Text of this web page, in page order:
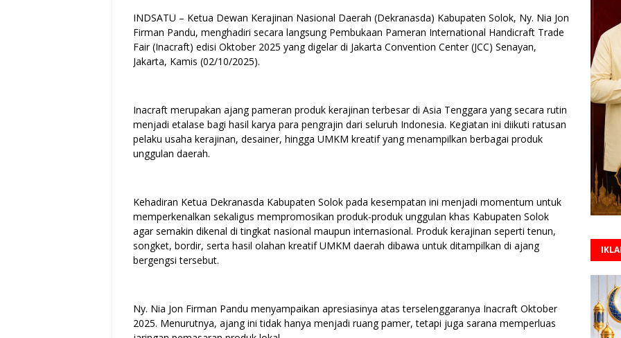
INDSATU – Ketua Dewan Kerajinan Nasional Daerah (Dekranasda) Kabupaten Solok, Ny. Nia Jon
Firman Pandu, menghadiri secara langsung Pembukaan Pameran International Handicraft Trade
Fair (Inacraft) edisi Oktober 2025 yang digelar di Jakarta Convention Center (JCC) Senayan,
Jakarta, Kamis (02/10/2025).
Inacraft merupakan ajang pameran produk kerajinan terbesar di Asia Tenggara yang secara rutin
menjadi etalase bagi hasil karya para pengrajin dari seluruh Indonesia. Kegiatan ini diikuti ratusan
pelaku usaha kerajinan, desainer, hingga UMKM kreatif yang menampilkan berbagai produk
unggulan daerah.
Kehadiran Ketua Dekranasda Kabupaten Solok pada kesempatan ini menjadi momentum untuk
memperkenalkan sekaligus mempromosikan produk-produk unggulan khas Kabupaten Solok
agar semakin dikenal di tingkat nasional maupun internasional. Produk kerajinan seperti tenun,
songket, bordir, serta hasil olahan kreatif UMKM daerah dibawa untuk ditampilkan di ajang
bergengsi tersebut.
Ny. Nia Jon Firman Pandu menyampaikan apresiasinya atas terselenggaranya Inacraft Oktober
2025. Menurutnya, ajang ini tidak hanya menjadi ruang pamer, tetapi juga sarana memperluas